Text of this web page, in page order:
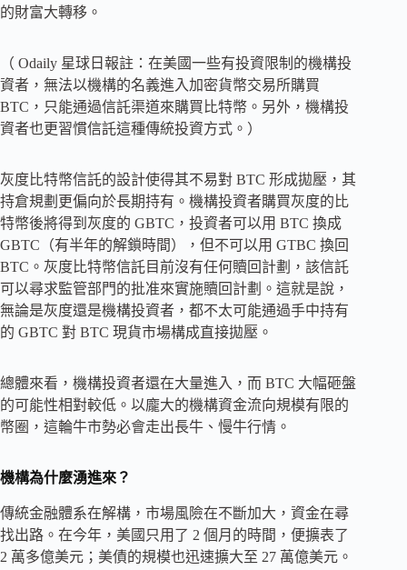
的財富大轉移。
（ Odaily 星球日報註：在美國一些有投資限制的機構投
資者，無法以機構的名義進入加密貨幣交易所購買
BTC，只能通過信託渠道來購買比特幣。另外，機構投
資者也更習慣信託這種傳統投資方式。）
灰度比特幣信託的設計使得其不易對 BTC 形成拋壓，其
持倉規劃更偏向於長期持有。機構投資者購買灰度的比
特幣後將得到灰度的 GBTC，投資者可以用 BTC 換成
GBTC（有半年的解鎖時間），但不可以用 GTBC 換回
BTC。灰度比特幣信託目前沒有任何贖回計劃，該信託
可以尋求監管部門的批准來實施贖回計劃。這就是說，
無論是灰度還是機構投資者，都不太可能通過手中持有
的 GBTC 對 BTC 現貨市場構成直接拋壓。
總體來看，機構投資者還在大量進入，而 BTC 大幅砸盤
的可能性相對較低。以龐大的機構資金流向規模有限的
幣圈，這輪牛市勢必會走出長牛、慢牛行情。
機構為什麼湧進來？
傳統金融體系在解構，市場風險在不斷加大，資金在尋
找出路。在今年，美國只用了 2 個月的時間，便擴表了
2 萬多億美元；美債的規模也迅速擴大至 27 萬億美元。